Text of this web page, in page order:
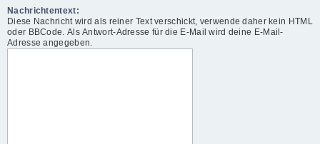
Nachrichtentext:
Diese Nachricht wird als reiner Text verschickt, verwende daher kein HTML
oder BBCode. Als Antwort-Adresse für die E-Mail wird deine E-Mail-
Adresse angegeben.